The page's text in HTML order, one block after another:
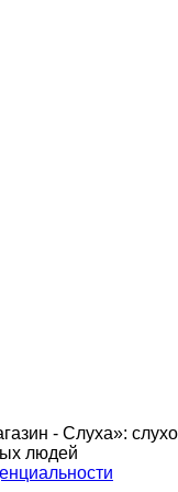
- Слуха»:
людей